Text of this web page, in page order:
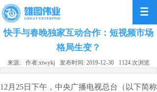
快手与春晚独家互动合作：短视频市场
格局生变？
来源: 作者:xtwykj 发布时间: 2019-12-30 1124 次浏览
12月25日下午，中央广播电视总台（以下简称